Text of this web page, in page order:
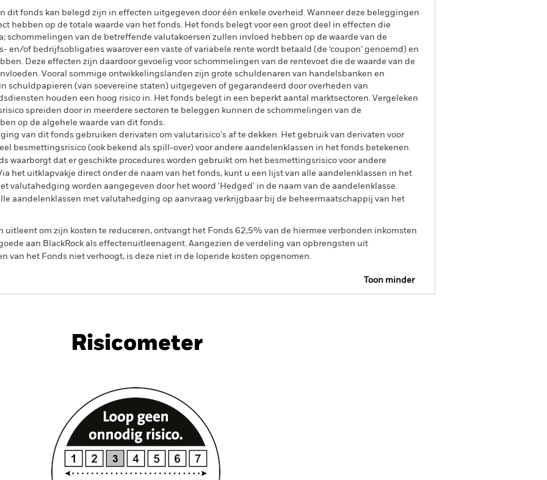
dit fonds kan belegd zijn in effecten uitgegeven door één enkele overheid. Wanneer deze beleggingen
hebben op de totale waarde van het fonds. Het fonds belegt voor een groot deel in effecten die
schommelingen van de betreffende valutakoersen zullen invloed hebben op de waarde van de
en/of bedrijfsobligaties waarover een vaste of variabele rente wordt betaald (de ‘coupon’ genoemd) en
Deze effecten zijn daardoor gevoelig voor schommelingen van de rentevoet die de waarde van de
Vooral sommige ontwikkelingslanden zijn grote schuldenaren van handelsbanken en
schuldpapieren (van soevereine staten) uitgegeven of gegarandeerd door overheden van
houden een hoog risico in. Het fonds belegt in een beperkt aantal marktsectoren. Vergeleken
spreiden door in meerdere sectoren te beleggen kunnen de schommelingen van de
op de algehele waarde van dit fonds.
van dit fonds gebruiken derivaten om valutarisico's af te dekken. Het gebruik van derivaten voor
besmettingsrisico (ook bekend als spill-over) voor andere aandelenklassen in het fonds betekenen.
waarborgt dat er geschikte procedures worden gebruikt om het besmettingsrisico voor andere
het uitklapvakje direct onder de naam van het fonds, kunt u een lijst van alle aandelenklassen in het
valutahedging worden aangegeven door het woord 'Hedged' in de naam van de aandelenklasse.
aandelenklassen met valutahedging op aanvraag verkrijgbaar bij de beheermaatschappij van het
uitleent om zijn kosten te reduceren, ontvangt het Fonds 62,5% van de hiermee verbonden inkomsten
aan BlackRock als effectenuitleenagent. Aangezien de verdeling van opbrengsten uit
van het Fonds niet verhoogt, is deze niet in de lopende kosten opgenomen.
Toon minder
Kerngegevens Managers
Risicometer